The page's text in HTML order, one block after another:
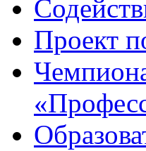
Проект